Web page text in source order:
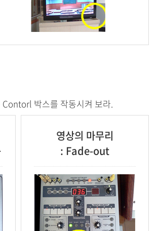
Contorl 박스를 작동시켜 보라.
영상의 마무리
: Fade-out